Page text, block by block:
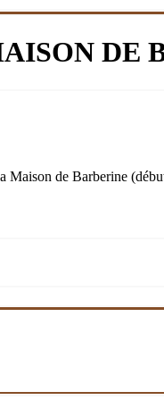
DE
Maison de Barberine